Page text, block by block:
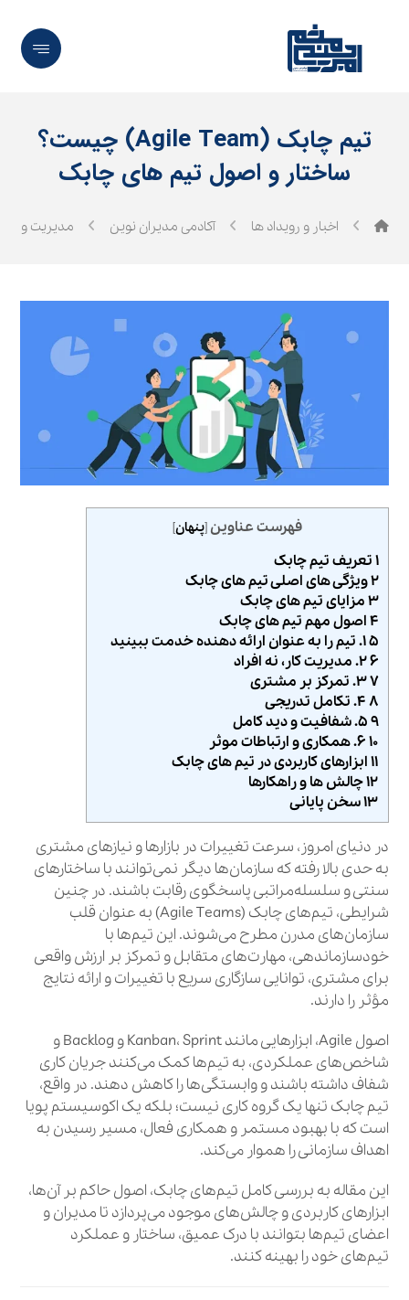
تیم چابک (Agile Team) چیست؟
ساختار و اصول تیم های چابک
اخبار و رویداد ها آکادمی مدیران نوین مدیریت و
فهرست عناوین [پنهان]
۱ تعریف تیم چابک
۲ ویژگی‌ های اصلی تیم‌ های چابک
۳ مزایای تیم‌ های چابک
۴ اصول مهم تیم‌ های چابک
۵ ۱. تیم را به عنوان ارائه‌ دهنده خدمت ببینید
۶ ۲. مدیریت کار، نه افراد
۷ ۳. تمرکز بر مشتری
۸ ۴. تکامل تدریجی
۹ ۵. شفافیت و دید کامل
۱۰ ۶. همکاری و ارتباطات موثر
۱۱ ابزارهای کاربردی در تیم‌ های چابک
۱۲ چالش‌ ها و راهکارها
۱۳ سخن پایانی
در دنیای امروز، سرعت تغییرات در بازارها و نیازهای مشتری
به حدی بالا رفته که سازمان‌ها دیگر نمی‌توانند با ساختارهای
سنتی و سلسله‌مراتبی پاسخگوی رقابت باشند. در چنین
شرایطی، تیم‌های چابک (Agile Teams) به عنوان قلب
سازمان‌های مدرن مطرح می‌شوند. این تیم‌ها با
خودسازماندهی، مهارت‌های متقابل و تمرکز بر ارزش واقعی
برای مشتری، توانایی سازگاری سریع با تغییرات و ارائه نتایج
مؤثر را دارند.
اصول Agile، ابزارهایی مانند Kanban، Sprint و Backlog و
شاخص‌های عملکردی، به تیم‌ها کمک می‌کنند جریان کاری
شفاف داشته باشند و وابستگی‌ها را کاهش دهند. در واقع،
تیم چابک تنها یک گروه کاری نیست؛ بلکه یک اکوسیستم پویا
است که با بهبود مستمر و همکاری فعال، مسیر رسیدن به
اهداف سازمانی را هموار می‌کند.
این مقاله به بررسی کامل تیم‌های چابک، اصول حاکم بر آن‌ها،
ابزارهای کاربردی و چالش‌های موجود می‌پردازد تا مدیران و
اعضای تیم‌ها بتوانند با درک عمیق، ساختار و عملکرد
تیم‌های خود را بهینه کنند.